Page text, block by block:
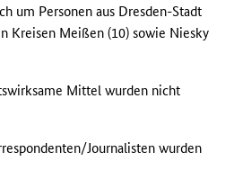
um Personen aus Dresden-Stadt
Kreisen Meißen (10) sowie Niesky
Mittel wurden nicht
Journalisten wurden